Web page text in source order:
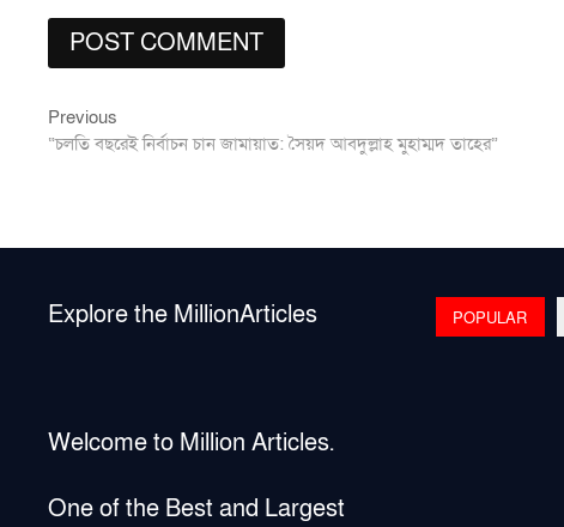
Post
Previous
post:
“চলতি বছরেই নির্বাচন চান জামায়াত: সৈয়দ আবদুল্লাহ মুহাম্মদ তাহের”
Explore the MillionArticles
Welcome to Million Articles.
One of the Best and Largest
POPULAR